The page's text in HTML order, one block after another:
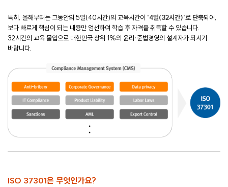
특히, 올해부터는 그동안의 5일(40시간)의 교육시간이 '4일(32시간)'로 단축되어,
보다 빠르게 핵심이 되는 내용만 엄선하여 학습 후 자격을 취득할 수 있습니다.
32시간의 교육 몰입으로 대한민국 상위 1%의 윤리·준법경영의 설계자가 되시기
바랍니다.
ISO 37301은 무엇인가요?